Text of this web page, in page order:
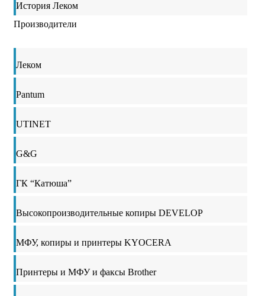
История Леком
Производители
Леком
Pantum
UTINET
G&G
ГК “Катюша”
Высокопроизводительные копиры DEVELOP
МФУ, копиры и принтеры KYOCERA
Принтеры и МФУ и факсы Brother